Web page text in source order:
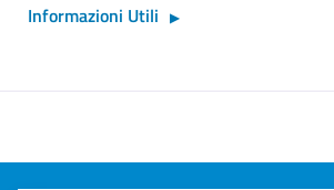
Informazioni Utili